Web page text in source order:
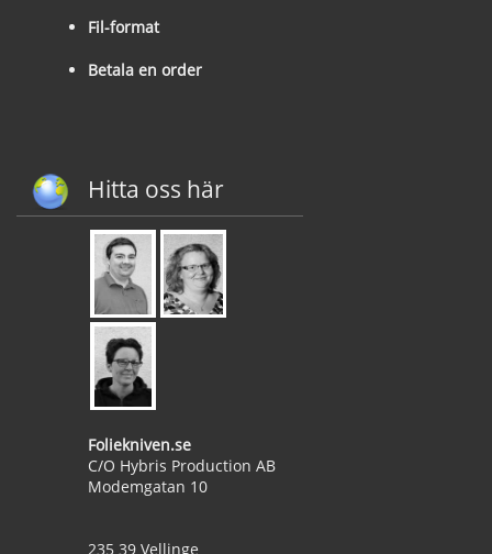
Fil-format
Betala en order
Hitta oss här
Foliekniven.se
C/O Hybris Production AB
Modemgatan 10
235 39 Vellinge